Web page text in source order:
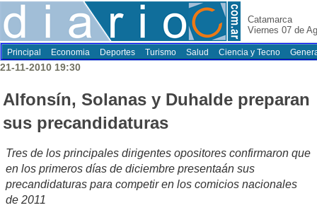
Catamarca
Viernes 07 de
Principal Economia Deportes Turismo Salud Ciencia y Tecno
21-11-2010 19:30
Alfonsín, Solanas y Duhalde preparan
sus precandidaturas
Tres de los principales dirigentes opositores confirmaron que
en los primeros días de diciembre presentaán sus
precandidaturas para competir en los comicios nacionales
de 2011